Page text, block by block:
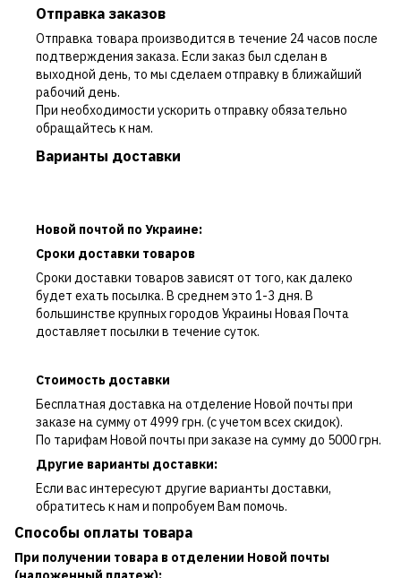
Отправка заказов
Отправка товара производится в течение 24 часов после
подтверждения заказа. Если заказ был сделан в
выходной день, то мы сделаем отправку в ближайший
рабочий день.
При необходимости ускорить отправку обязательно
обращайтесь к нам.
Варианты доставки
Новой почтой по Украине:
Сроки доставки товаров
Сроки доставки товаров зависят от того, как далеко
будет ехать посылка. В среднем это 1-3 дня. В
большинстве крупных городов Украины Новая Почта
доставляет посылки в течение суток.
Стоимость доставки
Бесплатная доставка на отделение Новой почты при
заказе на сумму от 4999 грн. (с учетом всех скидок).
По тарифам Новой почты при заказе на сумму до 5000 грн.
Другие варианты доставки:
Если вас интересуют другие варианты доставки,
обратитесь к нам и попробуем Вам помочь.
Способы оплаты товара
При получении товара в отделении Новой почты